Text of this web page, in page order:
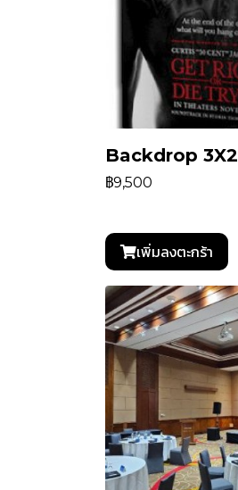
Backdrop 3X2
฿9,500
เพิ่มลงตะกร้า